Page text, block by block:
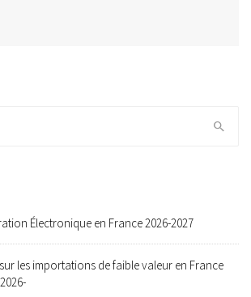
Électronique en France 2026-2027
les importations de faible valeur en France